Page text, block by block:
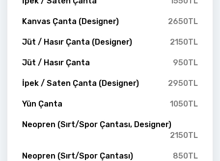
Kanvas Çanta (Designer) 2650TL
Jüt / Hasır Çanta (Designer) 2150TL
Jüt / Hasır Çanta 950TL
İpek / Saten Çanta (Designer) 2950TL
Yün Çanta 1050TL
Neopren (Sırt/Spor Çantası, Designer)
2150TL
Neopren (Sırt/Spor Çantası) 850TL